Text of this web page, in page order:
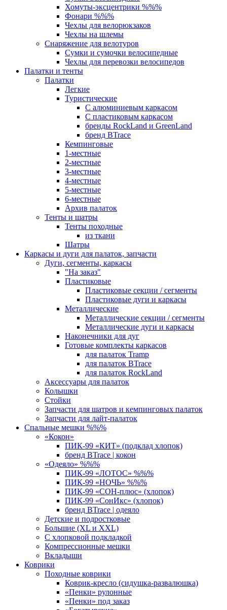
Хомуты-эксцентрики %%%
Фонари %%%
Чехлы для велорюкзаков
Чехлы на шлемы
Снаряжение для велотуров
Сумки и сумочки велосипедные
Чехлы для перевозки велосипедов
Палатки и тенты
Палатки
Легкие
Туристические
С алюминиевым каркасом
С пластиковым каркасом
бренды RockLand и GreenLand
бренд BTrace
Кемпинговые
1-местные
2-местные
3-местные
4-местные
5-местные
6-местные
Архив палаток
Тенты и шатры
Тенты походные
из ткани
Шатры
Каркасы и дуги для палаток, запчасти
Дуги, сегменты, каркасы
"На заказ"
Пластиковые
Пластиковые секции / сегменты
Пластиковые дуги и каркасы
Металлические
Металлические секции / сегменты
Металлические дуги и каркасы
Наконечники для дуг
Готовые комплекты каркасов
для палаток Tramp
для палаток BTrace
для палаток RockLand
Аксессуары для палаток
Колышки
Стойки
Запчасти для шатров и кемпинговых палаток
Запчасти для лайт-палаток
Спальные мешки %%%
«Кокон»
ПИК-99 «КИТ» (подклад хлопок)
бренд BTrace | кокон
«Одеяло» %%%
ПИК-99 «ЛОТОС» %%%
ПИК-99 «НОЧЬ» %%%
ПИК-99 «СОН-плюс» (хлопок)
ПИК-99 «СонИкс» (хлопок)
бренд BTrace | одеяло
Детские и подростковые
Большие (XL и XXL)
С хлопковой подкладкой
Компрессионные мешки
Вкладыши
Коврики
Походные коврики
Коврик-кресло (сидушка-развалюшка)
«Пенки» рулонные
«Пенки» под заказ